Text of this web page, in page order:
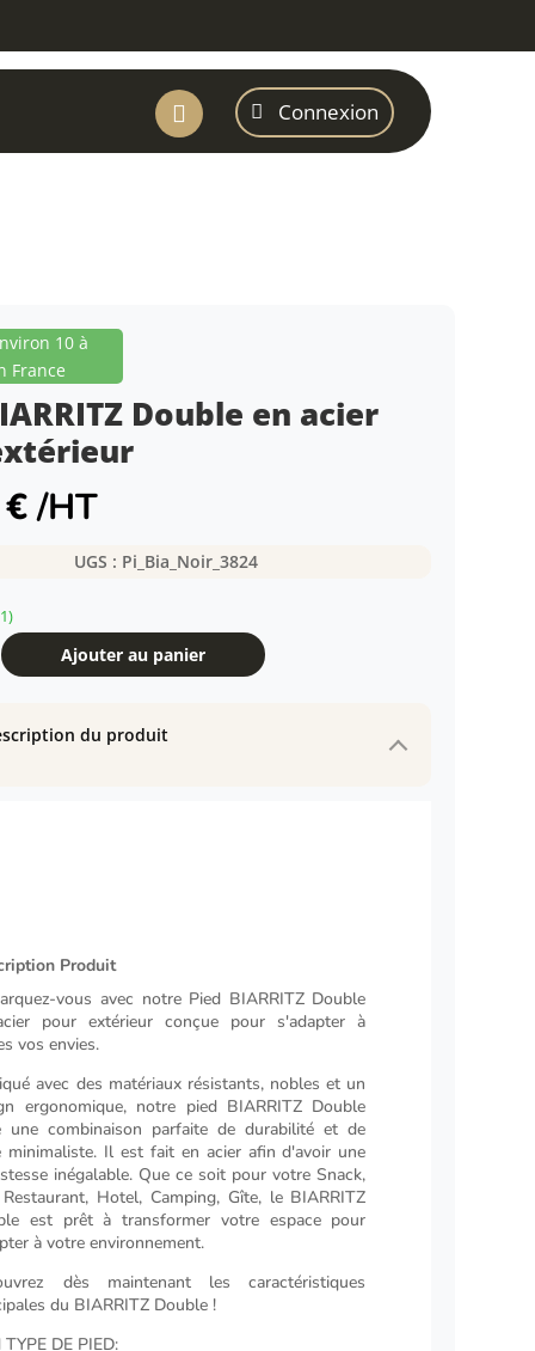
 Connexion
10 à
France
Double en acier
€/HT
UGS : Pi_Bia_Noir_3824
Ajouter au panier
du produit
Produit
vous avec notre Pied BIARRITZ Double
pour extérieur conçue pour s'adapter à
vos envies.
avec des matériaux résistants, nobles et un
ergonomique, notre pied BIARRITZ Double
une combinaison parfaite de durabilité et de
minimaliste. Il est fait en acier afin d'avoir une
inégalable. Que ce soit pour votre Snack,
Hotel, Camping, Gîte, le BIARRITZ
est prêt à transformer votre espace pour
à votre environnement.
dès maintenant les caractéristiques
du BIARRITZ Double !
TYPE DE PIED: